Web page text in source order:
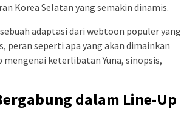
Korea Selatan yang semakin dinamis.
adaptasi dari webtoon populer yang
peran seperti apa yang akan dimainkan
mengenai keterlibatan Yuna, sinopsis,
dalam Line-Up